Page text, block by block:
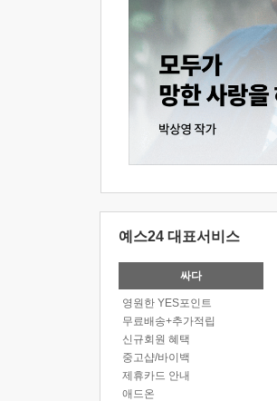
예스24 대표서비스
싸다
영원한 YES포인트
무료배송+추가적립
신규회원 혜택
중고샵/바이백
제휴카드 안내
애드온